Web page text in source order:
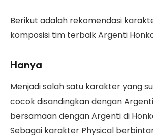
Berikut adalah rekomendasi
komposisi tim terbaik Argenti
Hanya
Menjadi salah satu karakter yang
cocok disandingkan dengan
bersamaan dengan Argenti di
Sebagai karakter Physical